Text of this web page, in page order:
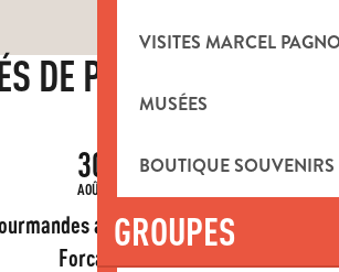
VISITES MARCEL
MUSÉES
BOUTIQUE
GROUPES
DE PRODUCTEURS
30
AOÛT
au Château de la Roque
Forcade